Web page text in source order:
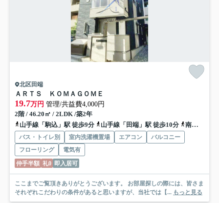
北区田端
ＡＲＴＳ ＫＯＭＡＧＯＭＥ
19.7万円 管理/共益費4,000円
2階 / 46.20㎡ / 2LDK /築2年
山手線「駒込」駅 徒歩9分
山手線「田端」駅 徒歩10分 南北線「本駒込」駅 徒歩15分
バス・トイレ別 室内洗濯機置場 エアコン
バルコニー
フローリング
電気有
仲手半額 礼0 即入居可
ここまでご覧頂きありがとうございます。 お部屋探しの際には、皆さま
それぞれこだわりの条件があると思いますが、当社では【... もっと見る